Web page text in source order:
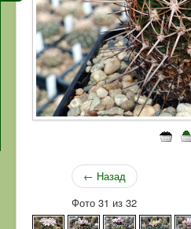
← Назад
Фото 31 из 32